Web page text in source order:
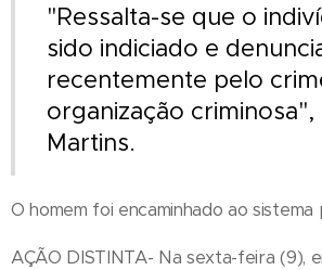
"Ressalta-se que o
sido indiciado e
recentemente pelo
organização criminosa",
Martins.
O homem foi encaminhado ao sistema
AÇÃO DISTINTA- Na sexta-feira (9),